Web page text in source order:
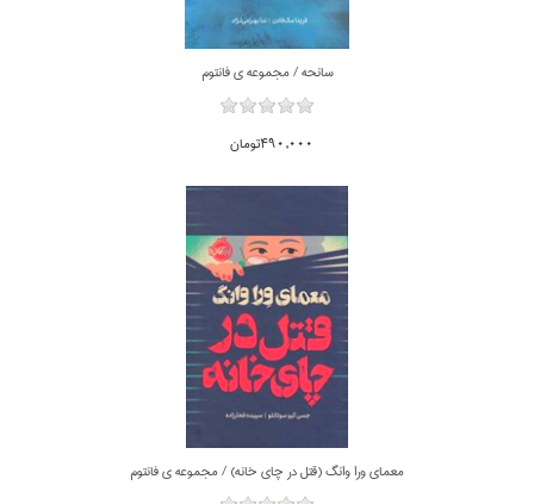
سانحه / مجموعه ي فانتوم
490,000تومان
معماي ورا وانگ (قتل در چاي خانه) / مجموعه ي فانتوم